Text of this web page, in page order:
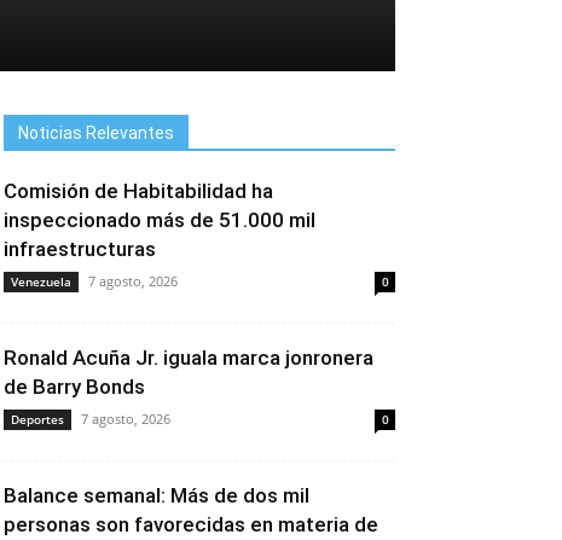
Noticias Relevantes
Comisión de Habitabilidad ha
inspeccionado más de 51.000 mil
infraestructuras
Venezuela 7 agosto, 2026 0
Ronald Acuña Jr. iguala marca jonronera
de Barry Bonds
Deportes 7 agosto, 2026 0
Balance semanal: Más de dos mil
personas son favorecidas en materia de